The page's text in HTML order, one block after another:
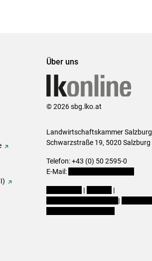
Über uns
© 2026 sbg.lko.at
Landwirtschaftskammer Salzburg
Schwarzstraße 19, 5020 Salzburg
Telefon: +43 (0) 50 2595-0
E-Mail:
|
|
|